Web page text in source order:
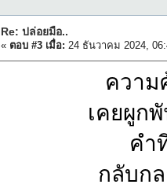
Re: ปล่อยมือ..
« ตอบ #3 เมื่อ: 24 ธันวาคม 2024,
ความ
เคยผูก
คำ
กลับก